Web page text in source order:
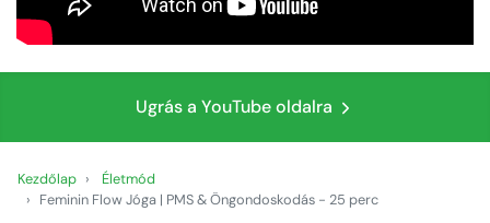
Ugrás a YouTube oldalra
Kezdőlap
Életmód
Feminin Flow Jóga | PMS & Öngondoskodás - 25 perc